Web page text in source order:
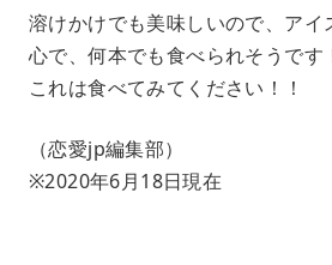
溶けかけでも美味しいので、アイ
心で、何本でも食べられそうです
これは食べてみてください！！
（恋愛jp編集部）
※2020年6月18日現在